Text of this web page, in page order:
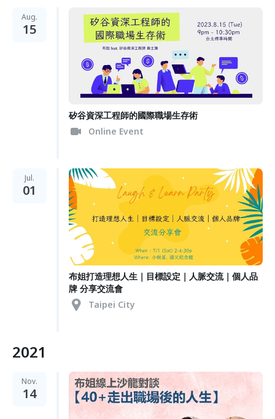
Aug.
15
矽谷資深工程師的國際職場生存術
Online Event
Jul.
01
布姐打造理想人生｜目標設定｜人脈交流｜個人品
牌 分享交流會
Taipei City
2021
Nov.
14